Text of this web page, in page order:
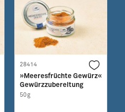
28414
»Meeresfrüchte Gewürz«
Gewürzzubereitung
50g